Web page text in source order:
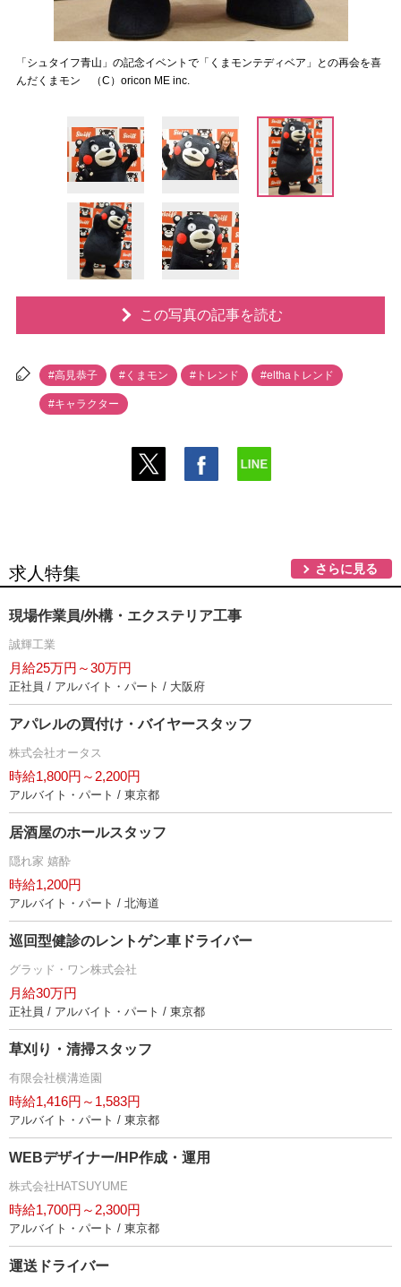
「シュタイフ青山」の記念イベントで「くまモンテディベア」との再会を喜
んだくまモン （C）oricon ME inc.
この写真の記事を読む
#高見恭子 #くまモン #トレンド #elthaトレンド
#キャラクター
求人特集 さらに見る
現場作業員/外構・エクステリア工事
誠輝工業
月給25万円～30万円
正社員 / アルバイト・パート / 大阪府
アパレルの買付け・バイヤースタッフ
株式会社オータス
時給1,800円～2,200円
アルバイト・パート / 東京都
居酒屋のホールスタッフ
隠れ家 嬉酔
時給1,200円
アルバイト・パート / 北海道
巡回型健診のレントゲン車ドライバー
グラッド・ワン株式会社
月給30万円
正社員 / アルバイト・パート / 東京都
草刈り・清掃スタッフ
有限会社横溝造園
時給1,416円～1,583円
アルバイト・パート / 東京都
WEBデザイナー/HP作成・運用
株式会社HATSUYUME
時給1,700円～2,300円
アルバイト・パート / 東京都
運送ドライバー